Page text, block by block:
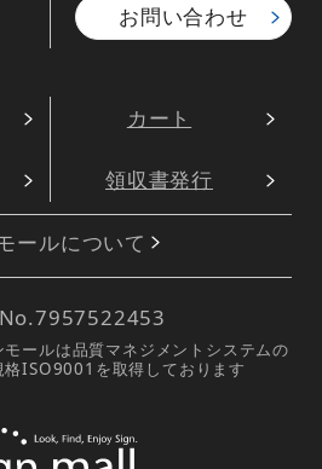
お問い合わせ
カート
領収書発行
ールについて
7957522453
モールは品質マネジメントシステムの
格ISO9001を取得しております